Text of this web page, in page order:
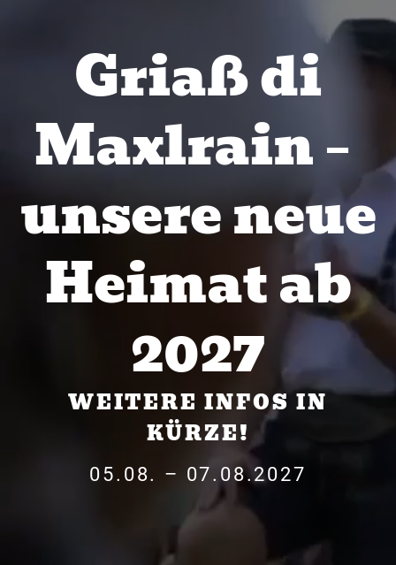
Griaß di
Maxlrain –
unsere neue
Heimat ab
2027
WEITERE INFOS IN
KÜRZE!
05.08. – 07.08.2027